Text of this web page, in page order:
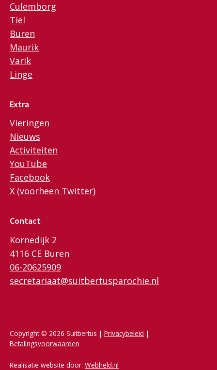
Culemborg
Tiel
Buren
Maurik
Varik
Linge
Extra
Vieringen
Nieuws
Activiteiten
YouTube
Facebook
X (voorheen Twitter)
Contact
Kornedijk 2
4116 CE Buren
06-20625909
secretariaat@suitbertusparochie.nl
Copyright © 2026 Suitbertus | Privacybeleid |
Betalingsvoorwaarden
Realisatie website door: Webheld.nl